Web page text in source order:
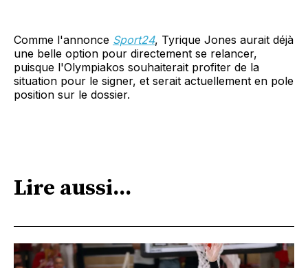
Comme l'annonce Sport24, Tyrique Jones aurait déjà
une belle option pour directement se relancer,
puisque l'Olympiakos souhaiterait profiter de la
situation pour le signer, et serait actuellement en pole
position sur le dossier.
Lire aussi...